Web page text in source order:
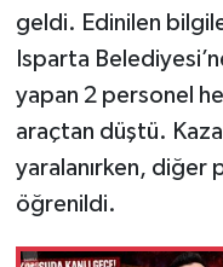
geldi. Edinilen
Isparta
yapan 2 personel
araçtan düştü.
yaralanırken, diğer
öğrenildi.